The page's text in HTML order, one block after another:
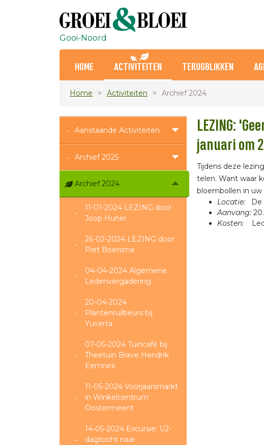
Gooi-Noord
HOME ACTIVITEITEN TERUGBLIKKEN
Home Activiteiten Archief 2024
Aanstaande Activiteiten
Archief 2025
Archief 2024
11-01-2024 LEZING door
Joop Huner
26-02-2024 LEZING door
Piet Boersma
04-04-2024 Algemene
Ledenvergadering
20-04-2024
Plantenruilbeurs bij
Yuverta.
07-05-2024 Tuincafé bij
Theetuin Brave Hendrik
Eemnes
11-05-2024 Voorjaarsmarkt
in Winkelcentrum
Oostermeent
14-05-2024 Excursie: 1/2-
dagtocht naar
LEZING:
januari om
Tijdens deze
telen. Want waar
bloembollen in uw
Locatie: De
Aanvang:
Kosten: